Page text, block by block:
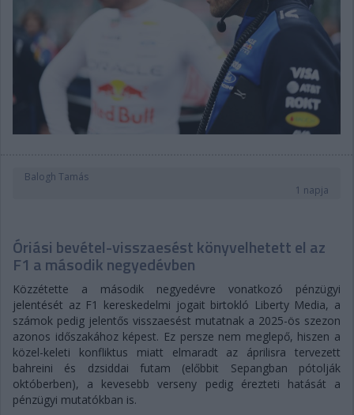
Balogh Tamás
1 napja
Óriási bevétel-visszaesést könyvelhetett el az
F1 a második negyedévben
Közzétette a második negyedévre vonatkozó pénzügyi
jelentését az F1 kereskedelmi jogait birtokló Liberty Media, a
számok pedig jelentős visszaesést mutatnak a 2025-ös szezon
azonos időszakához képest. Ez persze nem meglepő, hiszen a
közel-keleti konfliktus miatt elmaradt az áprilisra tervezett
bahreini és dzsiddai futam (előbbit Sepangban pótolják
októberben), a kevesebb verseny pedig érezteti hatását a
pénzügyi mutatókban is.